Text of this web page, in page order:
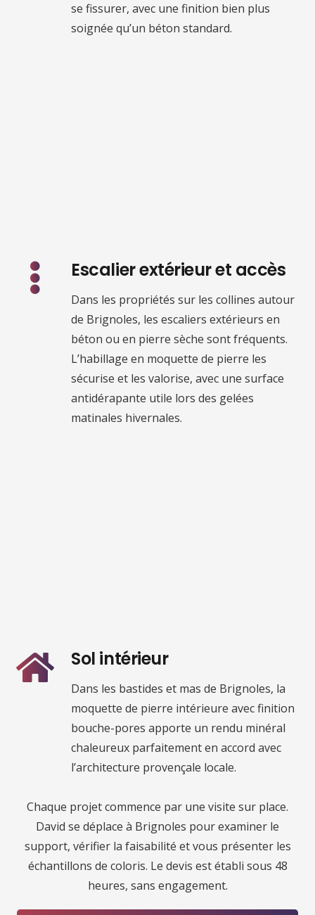
se fissurer, avec une finition bien plus
soignée qu’un béton standard.
Escalier extérieur et accès
Dans les propriétés sur les collines autour
de Brignoles, les escaliers extérieurs en
béton ou en pierre sèche sont fréquents.
L’habillage en moquette de pierre les
sécurise et les valorise, avec une surface
antidérapante utile lors des gelées
matinales hivernales.
Sol intérieur
Dans les bastides et mas de Brignoles, la
moquette de pierre intérieure avec finition
bouche-pores apporte un rendu minéral
chaleureux parfaitement en accord avec
l’architecture provençale locale.
Chaque projet commence par une visite sur place.
David se déplace à Brignoles pour examiner le
support, vérifier la faisabilité et vous présenter les
échantillons de coloris. Le devis est établi sous 48
heures, sans engagement.